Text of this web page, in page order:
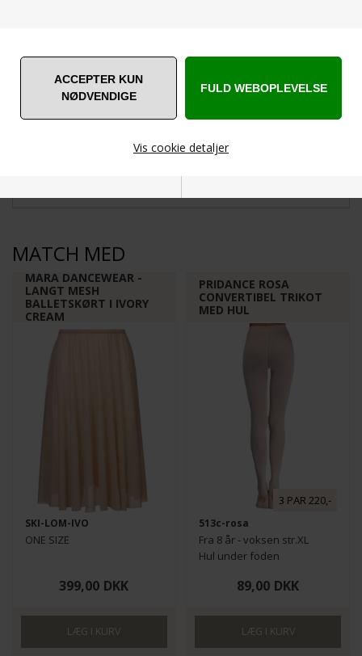
Vis cookie detaljer
Statistiske
+45 22860830
1-2 dage
til pakkeshop ved køb
MATCH MED
MARA DANCEWEAR -
LANGT MESH
BALLETSKØRT I IVORY
CREAM
SKI-LOM-IVO
ONE SIZE
399,00 DKK
PRIDANCE ROSA
CONVERTIBEL TRIKOT
MED HUL
3 PAR 220,-
513c-rosa
Fra 8 år - voksen str.XL
Hul under foden
89,00 DKK